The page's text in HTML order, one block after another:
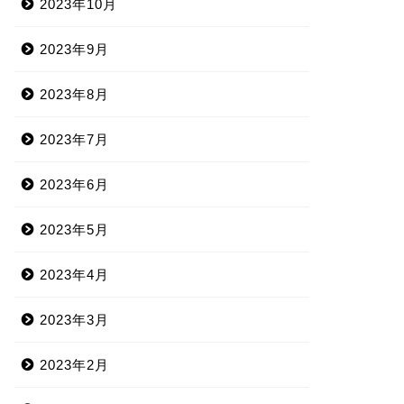
2023年10月
2023年9月
2023年8月
2023年7月
2023年6月
2023年5月
2023年4月
2023年3月
2023年2月